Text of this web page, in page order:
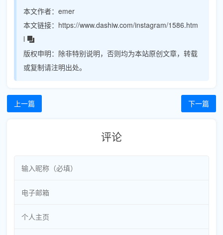
本文作者： emer
本文链接： https://www.dashiw.com/instagram/1586.htm
l
版权申明： 除非特别说明，否则均为本站原创文章，转载
或复制请注明出处。
上一篇 下一篇
评论